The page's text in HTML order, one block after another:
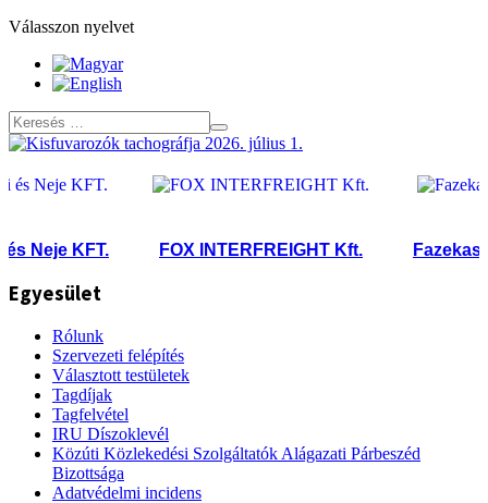
Válasszon nyelvet
KFT. FOX INTERFREIGHT Kft. Fazekas
Egyesület
Rólunk
Szervezeti felépítés
Választott testületek
Tagdíjak
Tagfelvétel
IRU Díszoklevél
Közúti Közlekedési Szolgáltatók Alágazati Párbeszéd
Bizottsága
Adatvédelmi incidens